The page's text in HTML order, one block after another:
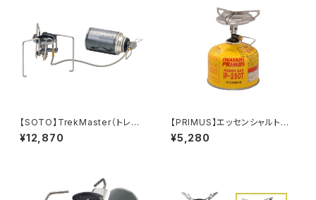
【SOTO】TrekMaster（トレッ
クマスター）
¥12,870
【PRIMUS】エッセンシャルトレ
イルストーブ
¥5,280